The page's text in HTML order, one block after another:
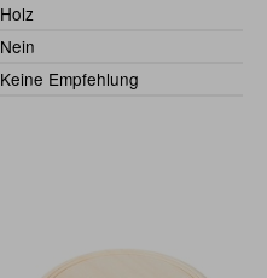
Holz
Nein
Keine Empfehlung